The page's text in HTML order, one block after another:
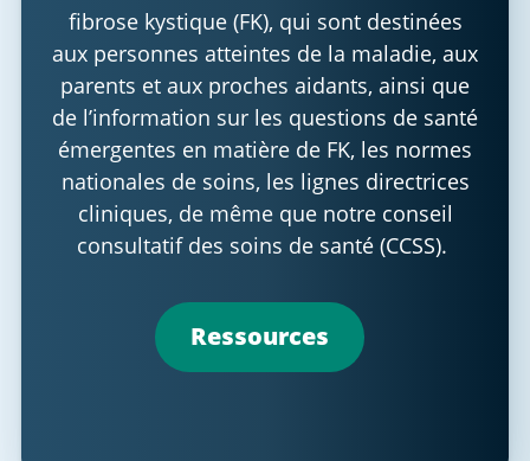
fibrose kystique (FK), qui sont destinées
aux personnes atteintes de la maladie, aux
parents et aux proches aidants, ainsi que
de l’information sur les questions de santé
émergentes en matière de FK, les normes
nationales de soins, les lignes directrices
cliniques, de même que notre conseil
consultatif des soins de santé (CCSS).
Ressources